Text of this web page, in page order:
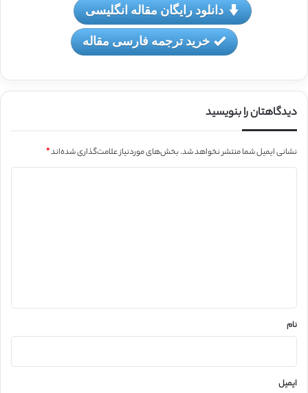
دانلود رایگان مقاله انگلیسی
خرید ترجمه فارسی مقاله
دیدگاهتان را بنویسید
نشانی ایمیل شما منتشر نخواهد شد.بخش‌های موردنیاز علامت‌گذاری شده‌اند*
نام
ایمیل